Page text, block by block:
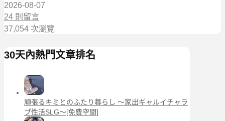
2026-08-07
24 則留言
37,054 次瀏覽
30天內熱門文章排名
頑張るキミとのふたり暮らし ～家出ギャルイチャラ
ブ性活SLG～[免費空間]